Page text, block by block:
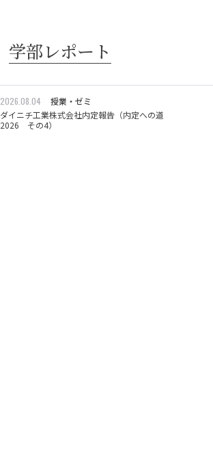
学部レポート
2026.08.04
授業・ゼミ
ダイニチ工業株式会社内定報告（内定への道
2026 その4）